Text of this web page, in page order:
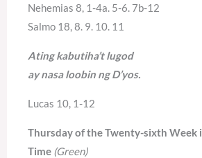
Nehemias 8, 1-4a. 5-6. 7b-12
Salmo 18, 8. 9. 10. 11
Ating kabutiha’t lugod
ay nasa loobin ng D’yos.
Lucas 10, 1-12
Thursday of the Twenty-sixth Week
Time (Green)